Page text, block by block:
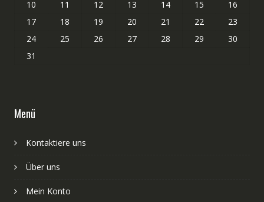
10
11 12 13 14 15
16
17
18 19 20 21 22
23
24
25 26 27 28 29
30
31
Menü
Kontaktiere uns
Über uns
Mein Konto